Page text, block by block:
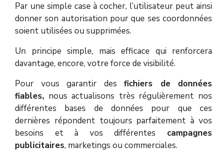
Par une simple case à cocher, l’utilisateur peut ainsi
donner son autorisation pour que ses coordonnées
soient utilisées ou supprimées.
Un principe simple, mais efficace qui renforcera
davantage, encore, votre force de visibilité.
Pour vous garantir des fichiers de données
fiables, nous actualisons très régulièrement nos
différentes bases de données pour que ces
dernières répondent toujours parfaitement à vos
besoins et à vos différentes campagnes
publicitaires, marketings ou commerciales.